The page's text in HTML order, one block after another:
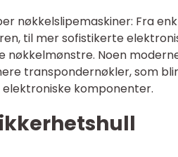
nøkkelslipemaskiner: Fra
til mer sofistikerte
nøkkelmønstre. Noen
transpondernøkler, som
komponenter.